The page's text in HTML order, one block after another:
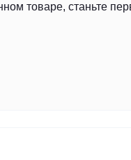
товаре, станьте